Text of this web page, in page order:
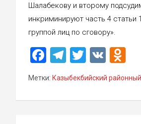
Шалабекову и второму
инкриминируют часть 4
группой лиц по сговору».
F
a
ce
b
T
el
e
gr
T
wi
tt
er
V
K
n
o
Метки: Казыбекбийский